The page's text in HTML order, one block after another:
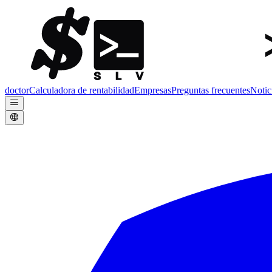
doctorCalculadora de rentabilidadEmpresasPreguntas frecuentes